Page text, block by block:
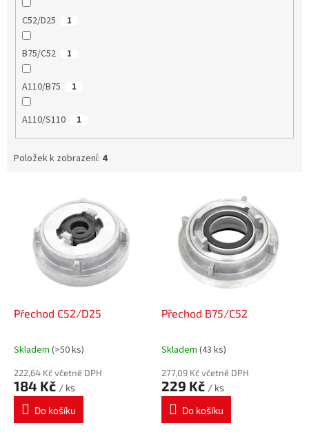
C52/D25 1
B75/C52 1
A110/B75 1
A110/S110 1
Položek k zobrazení: 4
Přechod C52/D25
Průměrné
produktu
je
5,0
Skladem (>50 ks)
222,64 Kč včetně DPH
184 Kč / ks
Do košíku
Přechod B75/C52
Průměrné
produktu
je
5,0
Skladem (43 ks)
277,09 Kč včetně DPH
229 Kč / ks
Do košíku